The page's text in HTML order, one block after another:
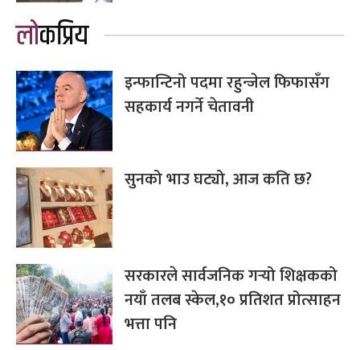
लोकप्रिय
इन्फान्टिनो पदमा रहुन्जेल फिफासँग
सहकार्य नगर्ने चेतावनी
सुनको भाउ घट्यो, आज कति छ?
सरकारले सार्वजनिक गर्‍यो शिक्षकको
नयाँ तलब स्केल,१० प्रतिशत प्रोत्साहन
भत्ता पनि